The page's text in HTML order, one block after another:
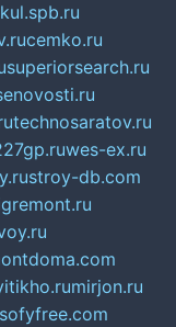
cemko.ru
superiorsearch.ru
technosaratov.ru
wes-ex.ru
stroy-db.com
mirjon.ru